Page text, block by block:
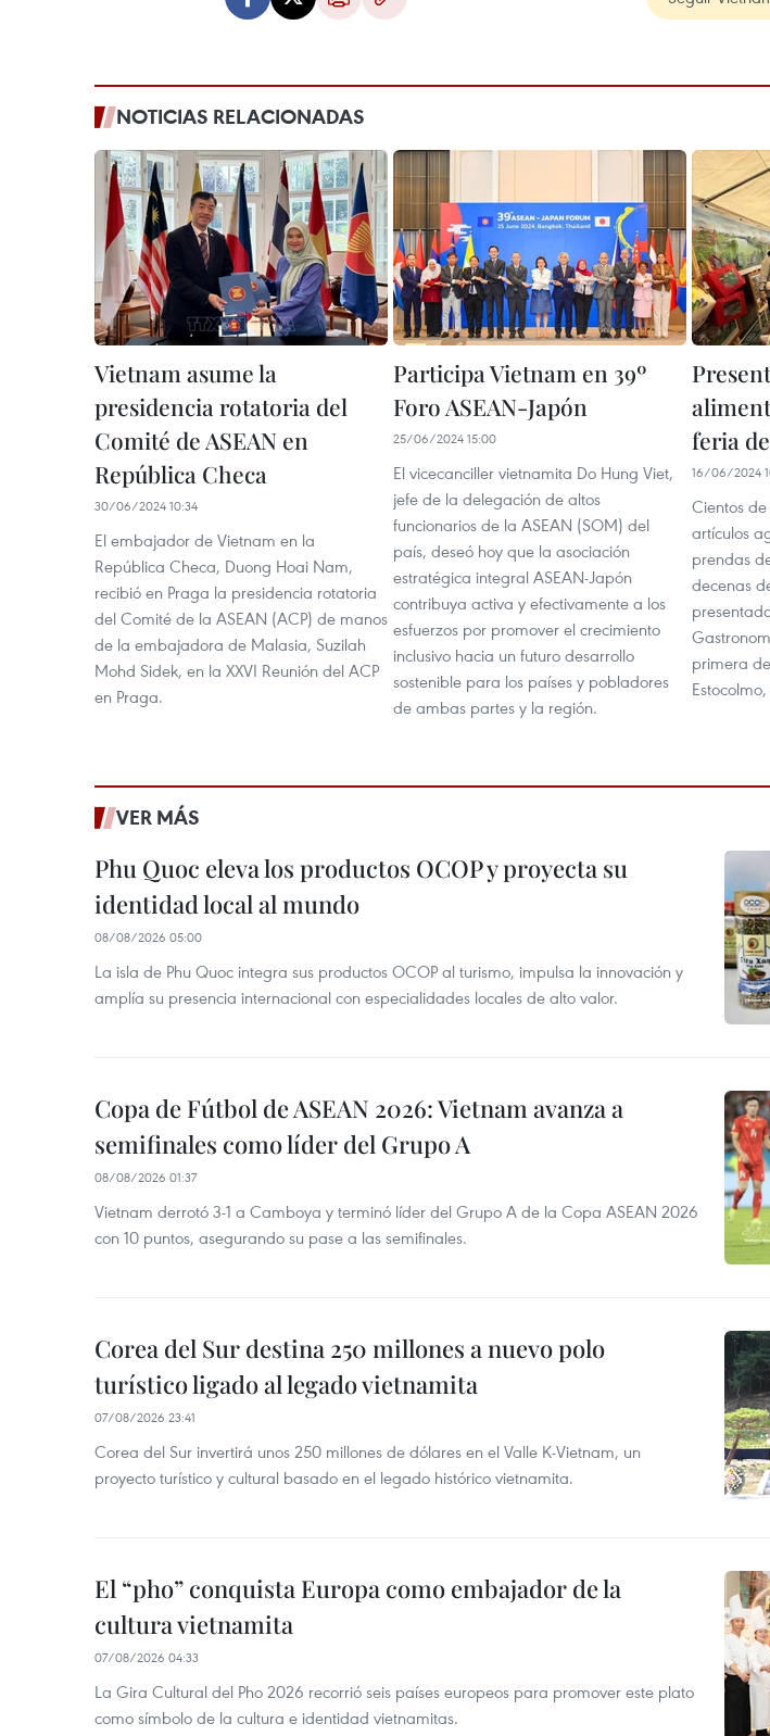
NOTICIAS RELACIONADAS
Vietnam asume la
presidencia rotatoria del
Comité de ASEAN en
República Checa
30/06/2024 10:34
El embajador de Vietnam en la
República Checa, Duong Hoai Nam,
recibió en Praga la presidencia rotatoria
del Comité de la ASEAN (ACP) de manos
de la embajadora de Malasia, Suzilah
Mohd Sidek, en la XXVI Reunión del ACP
en Praga.
Participa Vietnam en 39º
Foro ASEAN-Japón
25/06/2024 15:00
El vicecanciller vietnamita Do Hung Viet,
jefe de la delegación de altos
funcionarios de la ASEAN (SOM) del
país, deseó hoy que la asociación
estratégica integral ASEAN-Japón
contribuya activa y efectivamente a los
esfuerzos por promover el crecimiento
inclusivo hacia un futuro desarrollo
sostenible para los países y pobladores
de ambas partes y la región.
feria
16/06/2024
Cientos
artículos
prendas
decenas
primera
VER MÁS
Phu Quoc eleva los productos OCOP y proyecta su
identidad local al mundo
08/08/2026 05:00
La isla de Phu Quoc integra sus productos OCOP al turismo, impulsa la innovación y
amplía su presencia internacional con especialidades locales de alto valor.
Copa de Fútbol de ASEAN 2026: Vietnam avanza a
semifinales como líder del Grupo A
08/08/2026 01:37
Vietnam derrotó 3-1 a Camboya y terminó líder del Grupo A de la Copa ASEAN 2026
con 10 puntos, asegurando su pase a las semifinales.
Corea del Sur destina 250 millones a nuevo polo
turístico ligado al legado vietnamita
07/08/2026 23:41
Corea del Sur invertirá unos 250 millones de dólares en el Valle K-Vietnam, un
proyecto turístico y cultural basado en el legado histórico vietnamita.
El “pho” conquista Europa como embajador de la
cultura vietnamita
07/08/2026 04:33
La Gira Cultural del Pho 2026 recorrió seis países europeos para promover este plato
como símbolo de la cultura e identidad vietnamitas.